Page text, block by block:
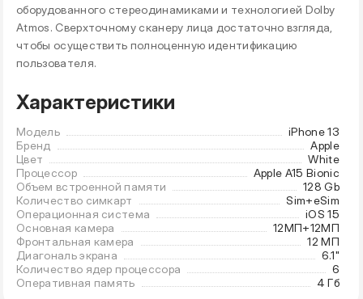
оборудованного стереодинамиками и технологией Dolby
Atmos. Сверхточному сканеру лица достаточно взгляда,
чтобы осуществить полноценную идентификацию
пользователя.
Характеристики
Модель
iPhone 13
Бренд
Apple
Цвет
White
Процессор
Apple A15 Bionic
Объем встроенной памяти
128 Gb
Количество симкарт
Sim+eSim
Операционная система
iOS 15
Основная камера
12МП+12МП
Фронтальная камера
12 МП
Диагональ экрана
6.1"
Количество ядер процессора
6
Оперативная память
4 Гб